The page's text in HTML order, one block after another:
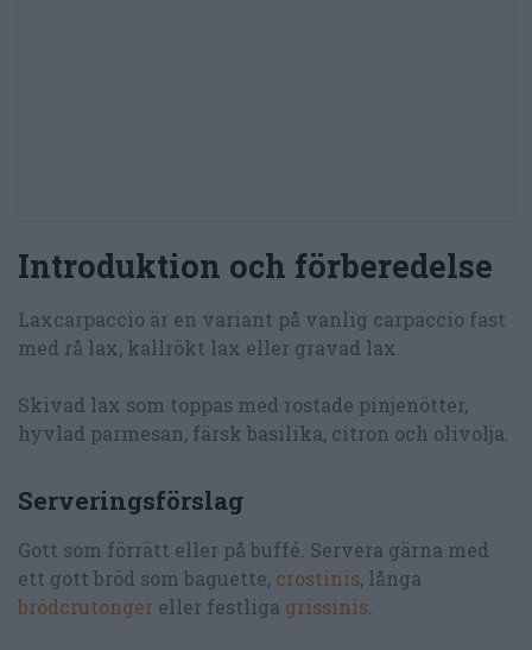
Introduktion och förberedelse
Laxcarpaccio är en variant på vanlig carpaccio fast
med rå lax, kallrökt lax eller gravad lax.
Skivad lax som toppas med rostade pinjenötter,
hyvlad parmesan, färsk basilika, citron och olivolja.
Serveringsförslag
Gott som förrätt eller på buffé. Servera gärna med
ett gott bröd som baguette, crostinis, långa
brödcrutonger eller festliga grissinis.